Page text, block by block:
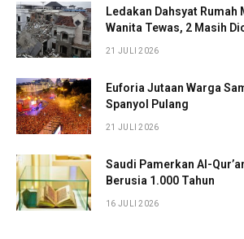
Ledakan Dahsyat Rumah
Wanita Tewas, 2 Masih
21 JULI 2026
Euforia Jutaan Warga
Spanyol Pulang
21 JULI 2026
Saudi Pamerkan Al-
Berusia 1.000 Tahun
16 JULI 2026